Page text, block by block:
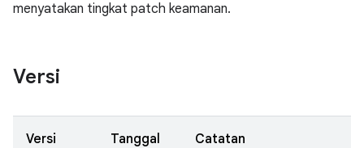
menyatakan tingkat patch keamanan.
Versi
Versi Tanggal Catatan